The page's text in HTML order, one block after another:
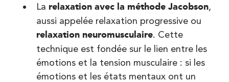
La relaxation avec la méthode Jacobson,
aussi appelée relaxation progressive ou
relaxation neuromusculaire. Cette
technique est fondée sur le lien entre les
émotions et la tension musculaire : si les
émotions et les états mentaux ont un
1 Rue Cassette 75006 Paris
01 42 84 06 95
PRENDRE RDV
PRENDRE RDV